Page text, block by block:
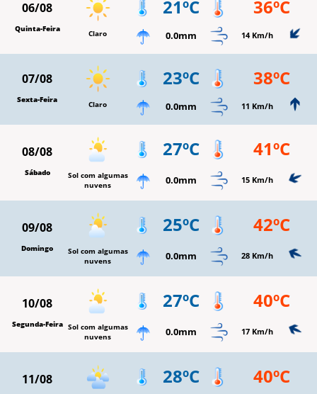
06/08
Quinta-Feira Claro
21ºC 36ºC
0.0mm 14 Km/h
07/08
Sexta-Feira Claro
23ºC 38ºC
0.0mm 11 Km/h
08/08
Sábado
Sol com algumas
nuvens
27ºC 41ºC
0.0mm 15 Km/h
09/08
Domingo
Sol com algumas
nuvens
25ºC 42ºC
0.0mm 28 Km/h
10/08
Segunda-Feira Sol com algumas
nuvens
27ºC 40ºC
0.0mm 17 Km/h
11/08 28ºC 40ºC